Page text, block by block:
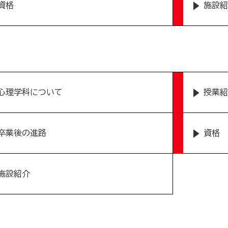
格 施設
理学科について 授業
業後の進路 資格
設紹介